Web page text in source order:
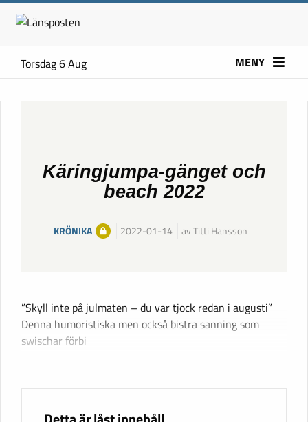
Torsdag 6 Aug MENY
Käringjumpa-gänget och
beach 2022
KRÖNIKA 2022-01-14 av Titti Hansson
”Skyll inte på julmaten – du var tjock redan i augusti”
Denna humoristiska men också bistra sanning som
swischar förbi